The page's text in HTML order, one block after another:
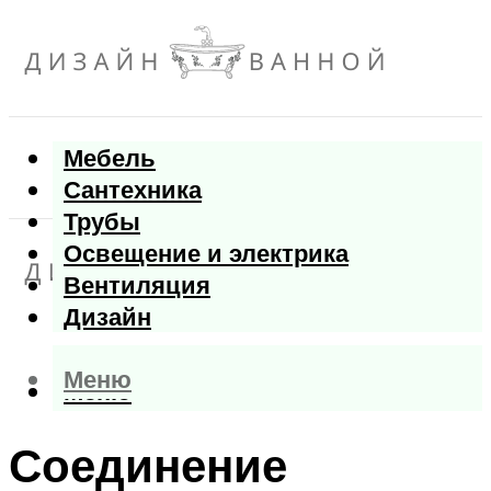
Мебель
Сантехника
Трубы
Освещение и электрика
Вентиляция
Дизайн
Меню
Меню
Соединение